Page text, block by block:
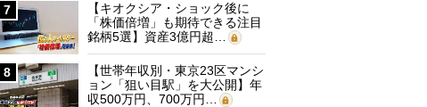
7
【キオクシア・ショック後に
「株価倍増」も期待できる注目
銘柄5選】資産3億円超…
8
【世帯年収別・東京23区マンシ
ョン「狙い目駅」を大公開】年
収500万円、700万円…